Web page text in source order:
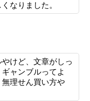
なりました。
けど、文章がしっ
ャンブルってよ
理せん買い方や